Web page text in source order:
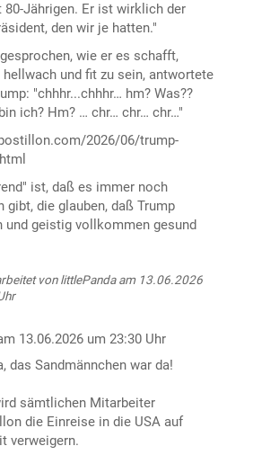
80-Jährigen. Er ist wirklich der
den wir je hatten."
wie er es schafft,
und fit zu sein, antwortete
"chhhr...chhhr… hm? Was??
ich? Hm? … chr… chr… chr…"
2026/06/trump-
ist, daß es immer noch
gibt, die glauben, daß Trump
und geistig vollkommen gesund
von littlePanda am 13.06.2026
13.06.2026 um 23:30 Uhr
das Sandmännchen war da!
sämtlichen Mitarbeiter
die Einreise in die USA auf
verweigern.